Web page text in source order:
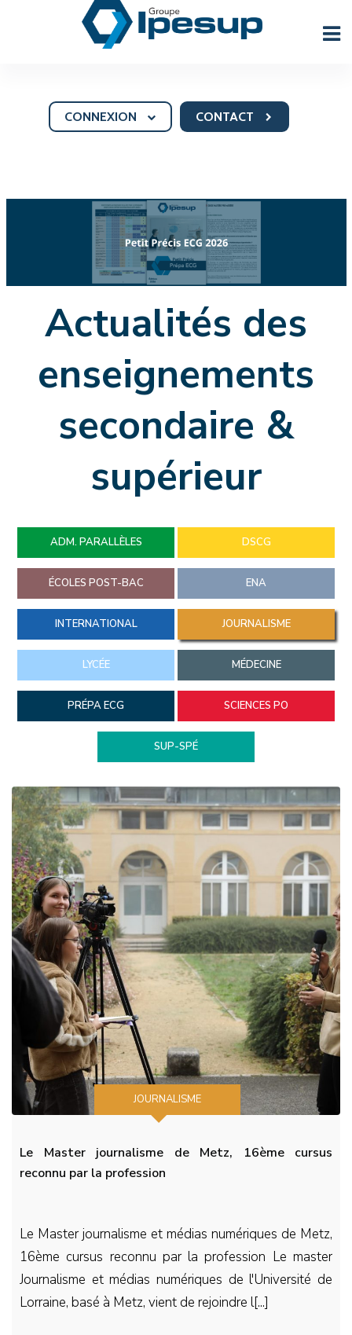
CONTACT
CONNEXION
Actualités des
enseignements
secondaire &
supérieur
ADM. PARALLÈLES DSCG
ÉCOLES POST-BAC ENA
INTERNATIONAL JOURNALISME
LYCÉE MÉDECINE
PRÉPA ECG SCIENCES PO
SUP-SPÉ
JOURNALISME
Le Master journalisme de Metz, 16ème cursus
reconnu par la profession
Le Master journalisme et médias numériques de Metz,
16ème cursus reconnu par la profession Le master
Journalisme et médias numériques de l'Université de
Lorraine, basé à Metz, vient de rejoindre l[...]